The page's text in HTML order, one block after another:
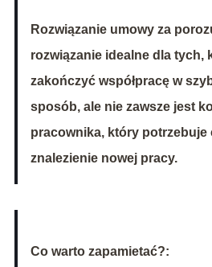
Rozwiązanie umowy za
rozwiązanie idealne dla tych,
zakończyć współpracę w
sposób, ale nie zawsze jest
pracownika, który potrzebuje
znalezienie nowej pracy.
Co warto zapamietać?: